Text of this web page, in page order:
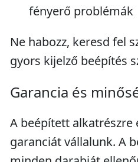
fényerő problémák
Ne habozz, keresd fel
gyors kijelző beépítés
Garancia és
A beépített alkatrészre
garanciát vállalunk. A